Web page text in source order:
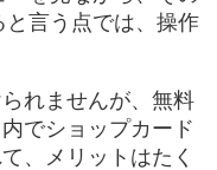
と言う点では、操作
れませんが、無料
でショップカード
、メリットはたく